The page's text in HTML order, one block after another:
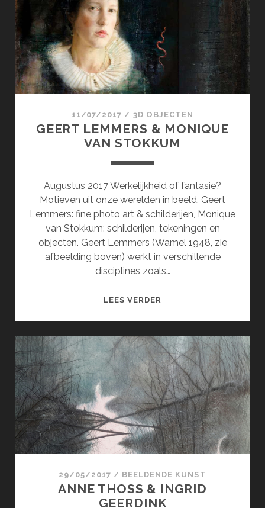
11/07/2017 / 3D OBJECTEN
GEERT LEMMERS & MONIQUE
VAN STOKKUM
Augustus 2017 Werkelijkheid of fantasie?
Motieven uit onze werelden in beeld. Geert
Lemmers: fine photo art & schilderijen, Monique
van Stokkum: schilderijen, tekeningen en
objecten. Geert Lemmers (Wamel 1948, zie
afbeelding boven) werkt in verschillende
disciplines zoals…
LEES VERDER
MONIQUE
VAN
STOKKUM
29/05/2017 / BEELDENDE KUNST
ANNE THOSS & INGRID
GEERDINK